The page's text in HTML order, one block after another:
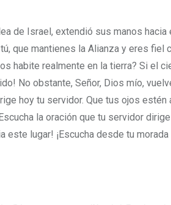
de Israel, extendió sus manos hacia
que mantienes la Alianza y eres fiel
habite realmente en la tierra? Si el
No obstante, Señor, Dios mío,
hoy tu servidor. Que tus ojos estén
la oración que tu servidor
lugar! ¡Escucha desde tu